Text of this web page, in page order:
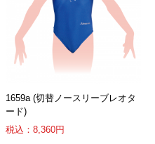
1659a (切替ノースリーブレオタ
ード)
税込：8,360円